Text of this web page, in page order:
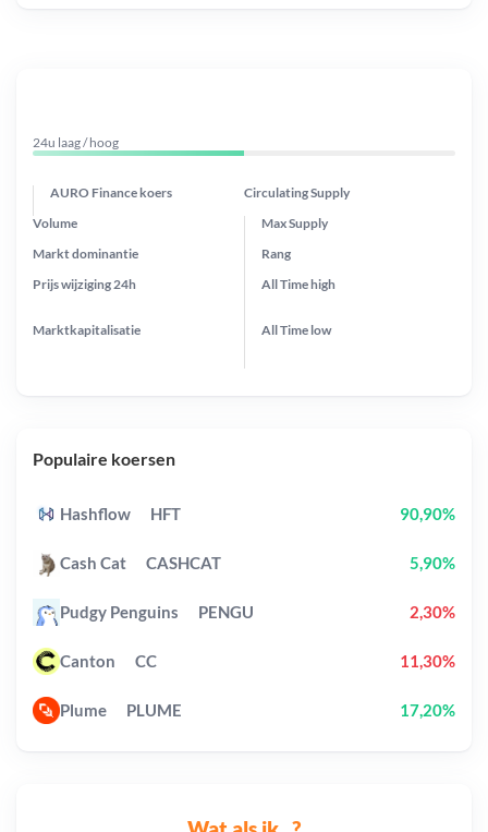
24u laag / hoog
AURO Finance koers Circulating Supply
Prijs wijziging 24h
Max Supply
Markt dominantie
Marktkapitalisatie
Volume
Rang
All Timehigh
All Time low
Populaire koersen
Hashflow HFT 90,90%
Cash Cat CASHCAT 5,90%
Pudgy Penguins PENGU 2,30%
Canton CC 11,30%
Plume PLUME 17,20%